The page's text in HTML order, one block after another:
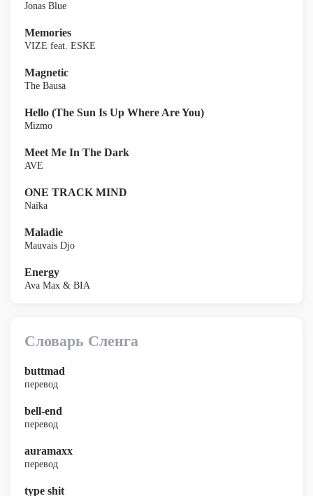
Jonas Blue
Memories
VIZE feat. ESKE
Magnetic
The Bausa
Hello (The Sun Is Up Where Are You)
Mizmo
Meet Me In The Dark
AVE
ONE TRACK MIND
Naïka
Maladie
Mauvais Djo
Energy
Ava Max & BIA
Словарь Сленга
buttmad
перевод
bell-end
перевод
auramaxx
перевод
type shit